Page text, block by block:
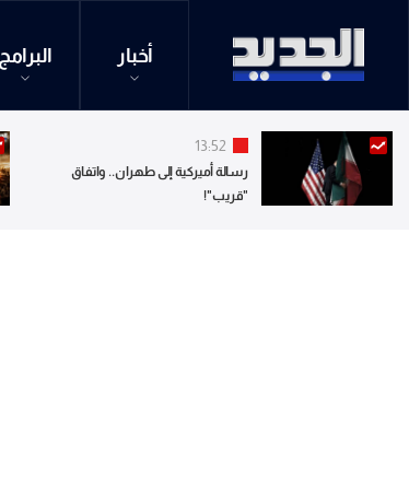
أخبار البرامج
13:52
رسالة أميركية إلى طهران.. واتفاق
"قريب"!